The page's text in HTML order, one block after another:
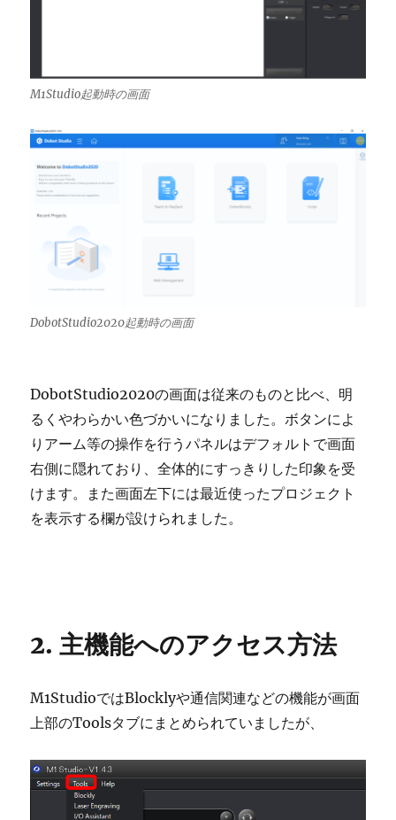
M1Studio起動時の画面
DobotStudio2020起動時の画面
DobotStudio2020の画面は従来のものと比べ、明
るくやわらかい色づかいになりました。ボタンによ
りアーム等の操作を行うパネルはデフォルトで画面
右側に隠れており、全体的にすっきりした印象を受
けます。また画面左下には最近使ったプロジェクト
を表示する欄が設けられました。
2. 主機能へのアクセス方法
M1StudioではBlocklyや通信関連などの機能が画面
上部のToolsタブにまとめられていましたが、